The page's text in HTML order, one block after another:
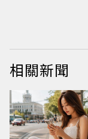
相關新聞